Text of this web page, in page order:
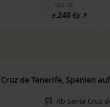
Suite ab
9.240 €p. P.
de Tenerife, Spanien auf
Ab Santa Cruz